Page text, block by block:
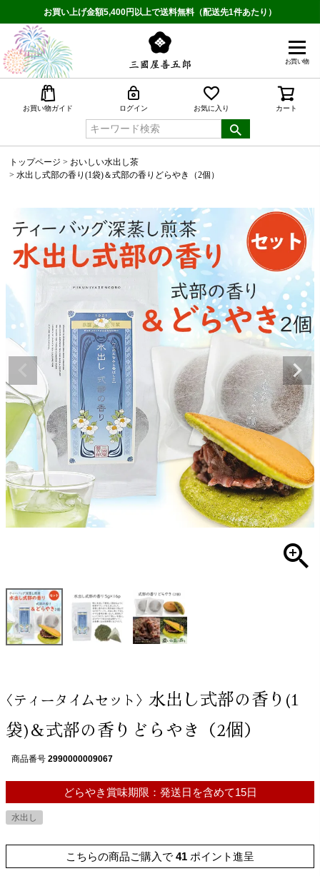
お買い上げ金額5,400円以上で送料無料（配送先1件あたり）
お買い物
お買い物ガイド ログイン お気に入り カート
トップページ
おいしい水出し茶
水出し式部の香り(1袋)＆式部の香りどらやき（2個）
〈ティータイムセット〉 水出し式部の香り(1
袋)＆式部の香りどらやき（2個）
商品番号 2990000009067
どらやき賞味期限：発送日を含めて15日
水出し
こちらの商品ご購入で 41 ポイント進呈